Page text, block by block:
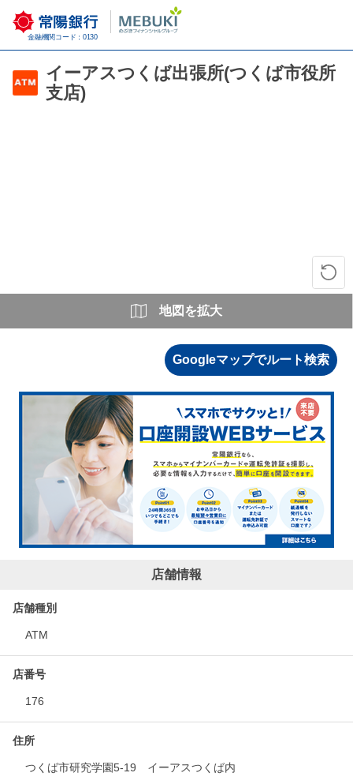
金融機関コード：0130
イーアスつくば出張所(つくば市役所
支店)
地図を拡大
Googleマップでルート検索
店舗情報
店舗種別
ATM
店番号
176
住所
つくば市研究学園5-19 イーアスつくば内